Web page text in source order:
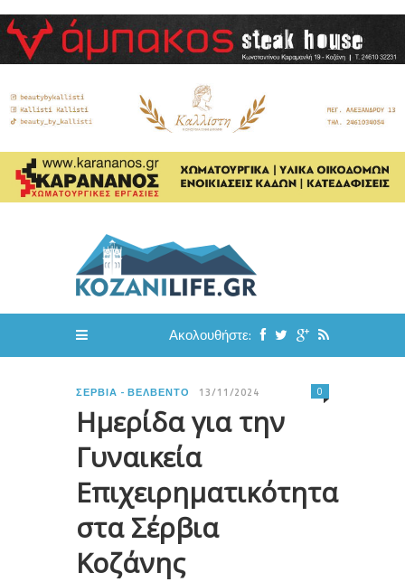
Ακολουθήστε:
ΣΈΡΒΙΑ - ΒΕΛΒΕΝΤΌ 13/11/2024
Ημερίδα για την
Γυναικεία
Επιχειρηματικότητα
στα Σέρβια
Κοζάνης
0